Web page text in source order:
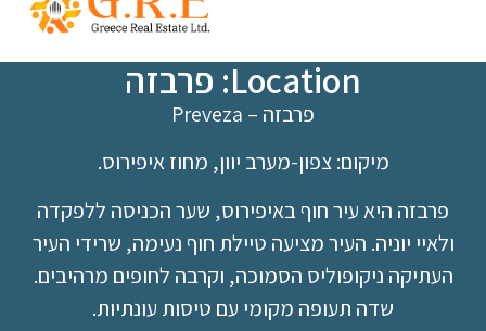
Location: פרבזה
פרבזה – Preveza
מיקום: צפון-מערב יוון, מחוז איפירוס.
פרבזה היא עיר חוף באיפירוס, שער הכניסה ללפקדה
ולאיי יוניה. העיר מציעה טיילת חוף נעימה, שרידי העיר
העתיקה ניקופוליס הסמוכה, וקרבה לחופים מרהיבים.
שדה תעופה מקומי עם טיסות עונתיות.